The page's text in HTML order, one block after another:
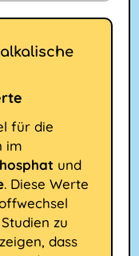
für die
im
und
. Diese Werte
zu
dass